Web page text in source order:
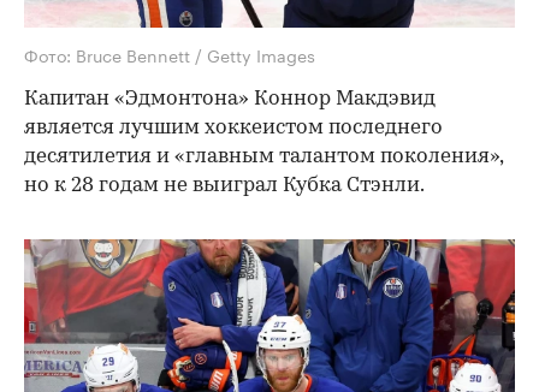
Фото: Bruce Bennett / Getty Images
Капитан «Эдмонтона» Коннор Макдэвид
является лучшим хоккеистом последнего
десятилетия и «главным талантом поколения»,
но к 28 годам не выиграл Кубка Стэнли.